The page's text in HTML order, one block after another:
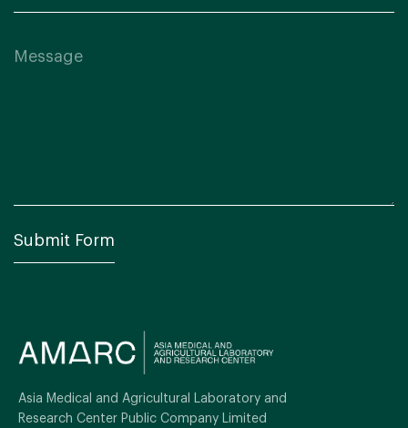
Asia Medical and Agricultural Laboratory and
Research Center Public Company Limited